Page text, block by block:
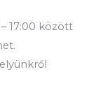
17:00 között